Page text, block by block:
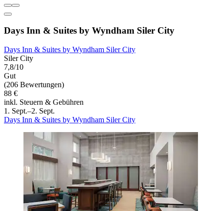
Days Inn & Suites by Wyndham Siler City
Days Inn & Suites by Wyndham Siler City
Siler City
7,8/10
Gut
(206 Bewertungen)
88 €
inkl. Steuern & Gebühren
1. Sept.–2. Sept.
Days Inn & Suites by Wyndham Siler City